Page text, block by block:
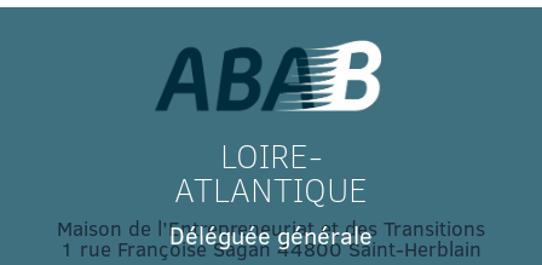
LOIRE-
ATLANTIQUE
Maison de l’Entrepreneuriat et des Transitions
1 rue Françoise Sagan 44800 Saint-Herblain
Déléguée générale